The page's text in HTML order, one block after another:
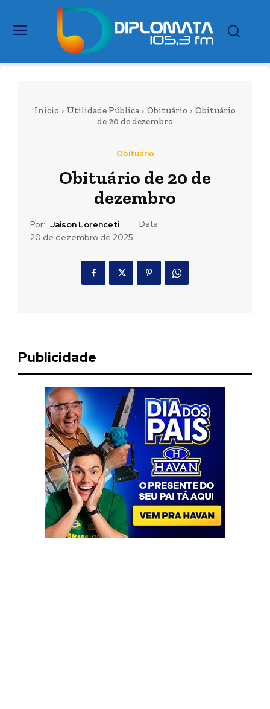
Início Utilidade Pública Obituário
Obituário
de 20 de dezembro
Obituário
Obituário de 20 de
dezembro
Por: Jaison Lorenceti
Data:
20 de dezembro de 2025
Publicidade